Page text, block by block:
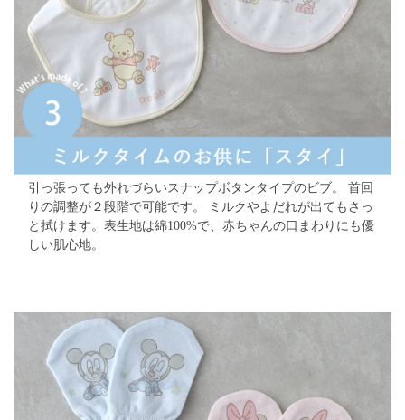
引っ張っても外れづらいスナップボタンタイプのビブ。
首回
りの調整が２段階で可能です。
ミルクやよだれが出てもさっ
と拭けます。表生地は綿100%で、赤ちゃんの口まわりにも優
しい肌心地。